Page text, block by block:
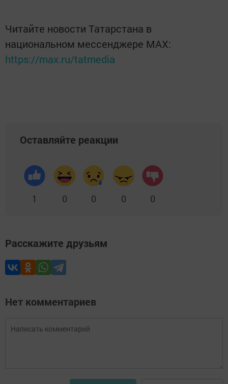
Читайте новости Татарстана в
национальном мессенджере MАХ:
https://max.ru/tatmedia
Оставляйте реакции
1 0 0 0 0
Расскажите друзьям
Нет комментариев